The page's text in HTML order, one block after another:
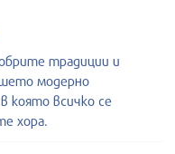
традиции и
модерно
която всичко се
хора.